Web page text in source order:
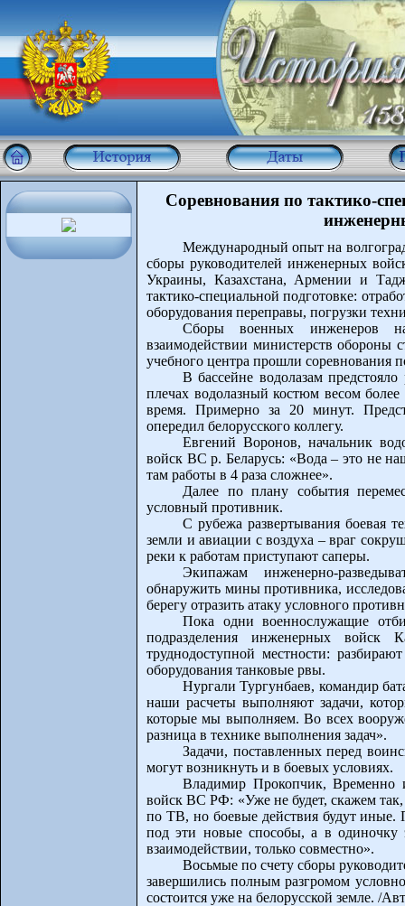
Соревнования по тактико-
Международный опыт на
сборы руководителей инженерных
Украины, Казахстана, Армении и
тактико-специальной подготовке:
оборудования переправы, погрузки
Сборы военных инженеров
взаимодействии министерств обороны
учебного центра прошли соревнования
В бассейне водолазам
плечах водолазный костюм весом
время. Примерно за 20 минут.
опередил белорусского коллегу.
Евгений Воронов, начальник
войск ВС р. Беларусь: «Вода – это не
там работы в 4 раза сложнее».
Далее по плану события
условный противник.
С рубежа развертывания боевая
земли и авиации с воздуха – враг
реки к работам приступают саперы.
Экипажам инженерно-
обнаружить мины противника,
берегу отразить атаку условного
Пока одни военнослужащие
подразделения инженерных войск
труднодоступной местности:
оборудования танковые рвы.
Нургали Тургунбаев, командир
наши расчеты выполняют задачи,
которые мы выполняем. Во всех
разница в технике выполнения задач».
Задачи, поставленных перед
могут возникнуть и в боевых условиях.
Владимир Прокопчик, Временно
войск ВС РФ: «Уже не будет, скажем
по ТВ, но боевые действия будут иные.
под эти новые способы, а в одиночку
взаимодействии, только совместно».
Восьмые по счету сборы
завершились полным разгромом
состоится уже на белорусской земле. /